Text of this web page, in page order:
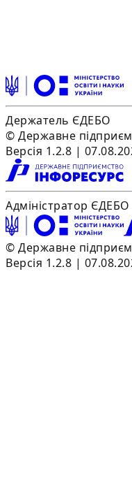
Держатель ЄДЕБО
© Державне
Версія 1.2.8 |
Адміністратор ЄДЕБО
© Державне
Версія 1.2.8 |